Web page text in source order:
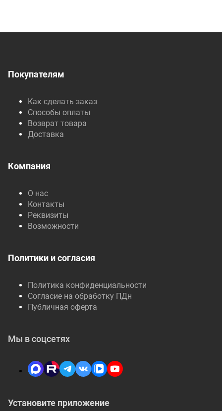
Покупателям
Как сделать заказ
Способы оплаты
Возврат товара
Доставка
Компания
О нас
Контакты
Реквизиты
Возможности
Политики и согласия
Политика конфиденциальности
Согласие на обработку ПДн
Публичная оферта
Установите приложение
Мы в соцсетях